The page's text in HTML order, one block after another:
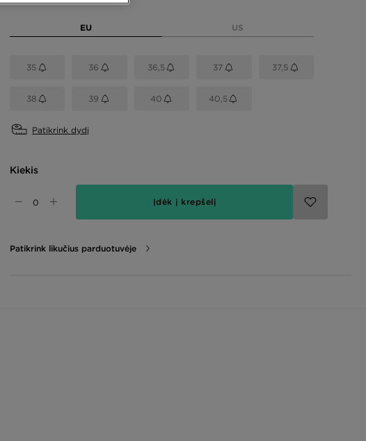
EU US
35 36 36,5 37 37,5
38 39 40 40,5
Patikrink dydį
Kiekis
Įdėk į krepšelį
Patikrink likučius parduotuvėje